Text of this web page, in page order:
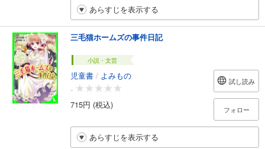
あらすじを表示する
三毛猫ホームズの事件日記
小説・文芸
児童書 / よみもの
-
715円 (税込)
試し読み
フォロー
あらすじを表示する